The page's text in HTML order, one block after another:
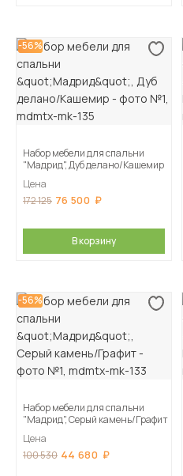
-56%
Набор мебели для спальни
"Мадрид", Дуб делано/Кашемир
Цена
172 125 76 500
В корзину
-56%
Набор мебели для спальни
"Мадрид", Серый камень/Графит
Цена
100 530 44 680